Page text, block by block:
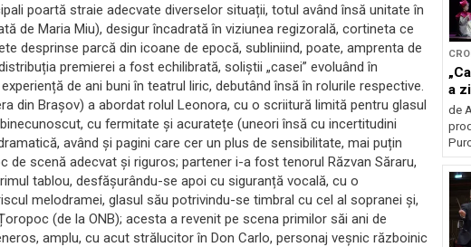
poartă straie adecvate diverselor situații, totul având însă unitate în
de Maria Miu), desigur încadrată în viziunea regizorală, cortineta ce
desprinse parcă din icoane de epocă, subliniind, poate, amprenta de
premierei a fost echilibrată, soliștii „casei” evoluând în
de ani buni în teatrul liric, debutând însă în rolurile respective.
din Brașov) a abordat rolul Leonora, cu o scriitură limită pentru glasul
cu fermitate și acuratețe (uneori însă cu incertitudini
având și pagini care cer un plus de sensibilitate, mai puțin
de scenă adecvat și riguros; partener i-a fost tenorul Răzvan Săraru,
tablou, desfășurându-se apoi cu siguranță vocală, cu o
melodramei, glasul său potrivindu-se timbral cu cel al sopranei și,
(de la ONB); acesta a revenit pe scena primilor săi ani de
amplu, cu acut strălucitor în Don Carlo, personaj veșnic războinic
a
de